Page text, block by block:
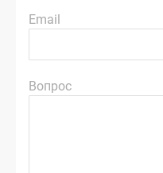
Email
Вопрос